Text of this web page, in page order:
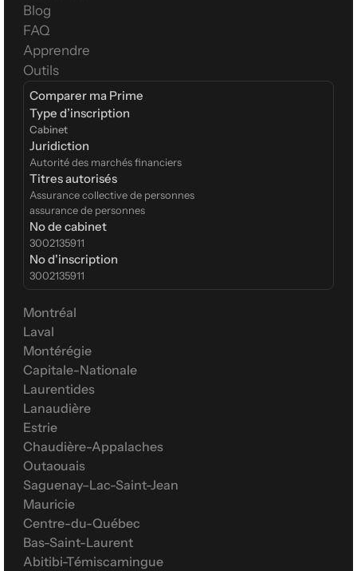
Blog
FAQ
Apprendre
Outils
Comparer ma Prime
Type d’inscription
Cabinet
Juridiction
Autorité des marchés financiers
Titres autorisés
Assurance collective de personnes
assurance de personnes
No de cabinet
3002135911
No d'inscription
3002135911
Montréal
Laval
Montérégie
Capitale-Nationale
Laurentides
Lanaudière
Estrie
Chaudière-Appalaches
Outaouais
Saguenay–Lac-Saint-Jean
Mauricie
Centre-du-Québec
Bas-Saint-Laurent
Abitibi-Témiscamingue